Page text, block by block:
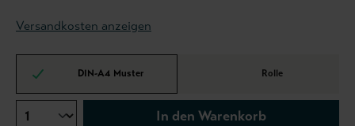
Versandkosten anzeigen
DIN-A4 Muster Rolle
In den Warenkorb